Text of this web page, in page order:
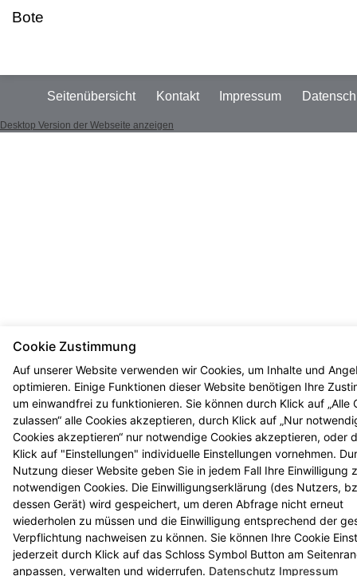
Bote
Seitenübersicht Kontakt Impressum
Desktop Version der Webseite anzeigen
Cookie Zustimmung
Auf unserer Website verwenden wir Cookies, um Inhalte und
optimieren. Einige Funktionen dieser Website benötigen Ihre
um einwandfrei zu funktionieren. Sie können durch Klick auf „Alle
zulassen“ alle Cookies akzeptieren, durch Klick auf „Nur
Cookies akzeptieren“ nur notwendige Cookies akzeptieren, oder
Klick auf "Einstellungen" individuelle Einstellungen vornehmen.
Nutzung dieser Website geben Sie in jedem Fall Ihre Einwilligung
notwendigen Cookies. Die Einwilligungserklärung (des Nutzers,
dessen Gerät) wird gespeichert, um deren Abfrage nicht erneut
wiederholen zu müssen und die Einwilligung entsprechend der
Verpflichtung nachweisen zu können. Sie können Ihre Cookie
jederzeit durch Klick auf das Schloss Symbol Button am
anpassen, verwalten und widerrufen. Datenschutz Impressum